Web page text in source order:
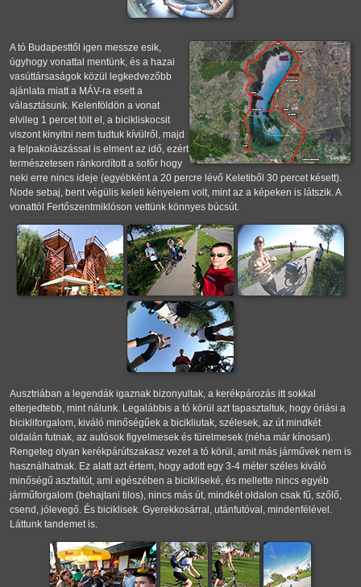
A tó Budapesttől igen messze esik,
úgyhogy vonattal mentünk, és a hazai
vasúttársaságok közül legkedvezőbb
ajánlata miatt a MÁV-ra esett a
választásunk. Kelenföldön a vonat
elvileg 1 percet tölt el, a bicikliskocsit
viszont kinyitni nem tudtuk kívülről, majd
a felpakolászással is elment az idő, ezért
természetesen ránkordított a sofőr hogy
neki erre nincs ideje (egyébként a 20 percre lévő Keletiből 30 percet késett).
Node sebaj, bent végülis keleti kényelem volt, mint az a képeken is látszik. A
vonattól Fertőszentmiklóson vettünk könnyes búcsút.
Ausztriában a legendák igaznak bizonyultak, a kerékpározás itt sokkal
elterjedtebb, mint nálunk. Legalábbis a tó körül azt tapasztaltuk, hogy óriási a
bicikliforgalom, kiváló minőségűek a bicikliutak, szélesek, az út mindkét
oldalán futnak, az autósok figyelmesek és türelmesek (néha már kínosan).
Rengeteg olyan kerékpárútszakasz vezet a tó körül, amit más járművek nem is
használhatnak. Ez alatt azt értem, hogy adott egy 3-4 méter széles kiváló
minőségű aszfaltút, ami egészében a bicikliseké, és mellette nincs egyéb
járműforgalom (behajtani tilos), nincs más út, mindkét oldalon csak fű, szőlő,
csend, jólevegő. És biciklisek. Gyerekkosárral, utánfutóval, mindenfélével.
Láttunk tandemet is.